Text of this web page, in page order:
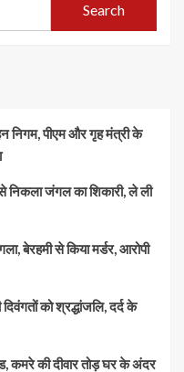
Search
निगम, पीएम और गृह मंत्री के
निकला जंगल का शिकारी, ले ली
बेरहमी से किया मर्डर, आरोपी
को श्रद्धांजलि, दर्द के
की दीवार तोड़ घर के अंदर